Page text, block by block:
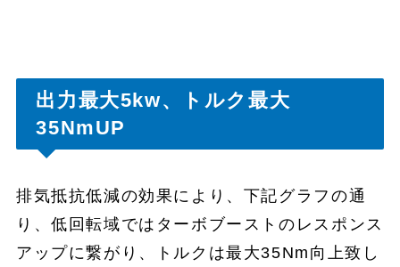
出力最大5kw、トルク最大
35NmUP
排気抵抗低減の効果により、下記グラフの通
り、低回転域ではターボブーストのレスポンス
アップに繋がり、トルクは最大35Nm向上致し